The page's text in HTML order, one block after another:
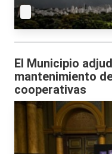
El Municipio
mantenimiento
cooperativas